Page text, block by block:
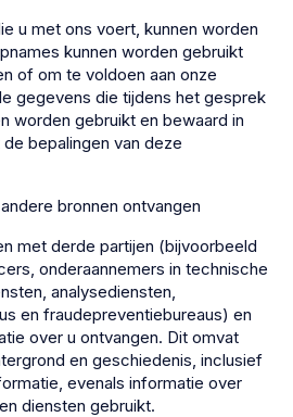
u met ons voert, kunnen worden
kunnen worden gebruikt
of om te voldoen aan onze
gegevens die tijdens het gesprek
worden gebruikt en bewaard in
bepalingen van deze
bronnen ontvangen
met derde partijen (bijvoorbeeld
onderaannemers in technische
analysediensten,
en fraudepreventiebureaus) en
over u ontvangen. Dit omvat
en geschiedenis, inclusief
evenals informatie over
diensten gebruikt.